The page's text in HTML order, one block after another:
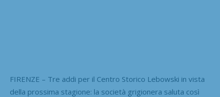
FIRENZE – Tre addi per il Centro Storico Lebowski in vista
della prossima stagione: la società grigionera saluta così